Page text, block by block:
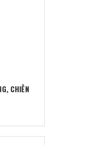
CHIÊN